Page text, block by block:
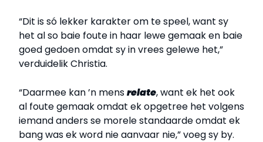
“Dit is só lekker karakter om te speel, want sy
het al so baie foute in haar lewe gemaak en baie
goed gedoen omdat sy in vrees gelewe het,”
verduidelik Christia.
“Daarmee kan ’n mensrelate, want ek het ook
al foute gemaak omdat ek opgetree het volgens
iemand anders se morele standaarde omdat ek
bang was ek word nie aanvaar nie,” voeg sy by.